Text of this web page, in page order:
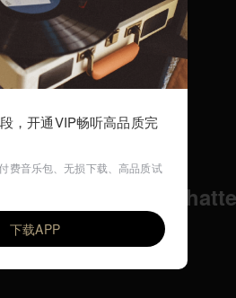
- Krishna
Krishna Chatterjee
，开通VIP畅听高品质完
费音乐包、无损下载、高品质试
下载APP